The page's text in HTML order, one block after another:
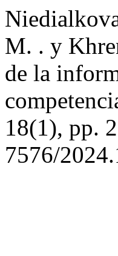
M. . y
de la
18(1), pp.
7576/